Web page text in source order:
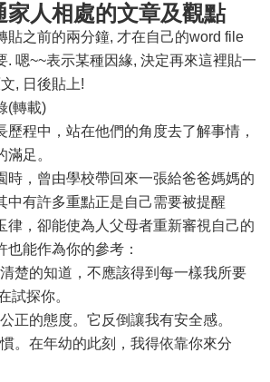
家人相處的文章及觀點
貼之前的兩分鐘, 才在自己的word file
. 嗯~~表示某種因緣, 決定再來這裡貼一
, 日後貼上!
(轉載)
歷程中，站在他們的角度去了解事情，
足。
時，曾由學校帶回來一張給爸爸媽媽的
中有許多重點正是自己需要被提醒
律，卻能使為人父母者重新審視自己的
能作為你的參考：
楚的知道，不應該得到每一樣我所要
試探你。
正的態度。它反倒讓我有安全感。
。在年幼的此刻，我得依靠你來分